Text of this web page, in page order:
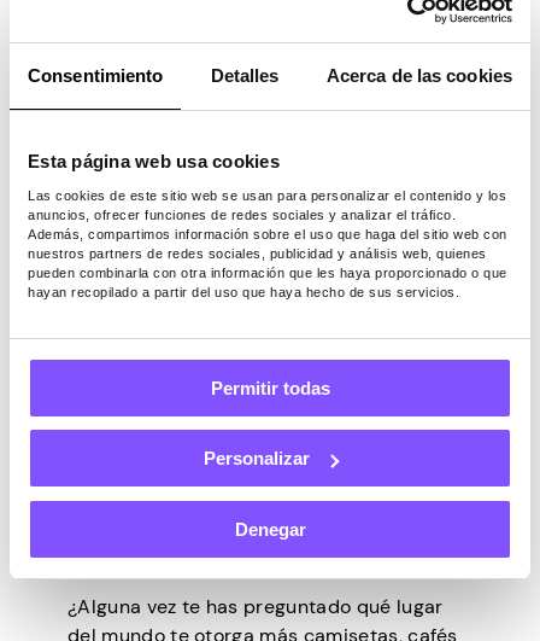
Consentimiento Detalles Acerca de las cookies
Esta página web usa cookies
Las cookies de este sitio web se usan para personalizar el contenido y los
anuncios, ofrecer funciones de redes sociales y analizar el tráfico.
Además, compartimos información sobre el uso que haga del sitio web con
nuestros partners de redes sociales, publicidad y análisis web, quienes
pueden combinarla con otra información que les haya proporcionado o que
hayan recopilado a partir del uso que haya hecho de sus servicios.
Permitir todas
Personalizar
Denegar
universidad es una de las partes más
esenciales de su vida. Es la primera vez que
se alejan del nido de su familia,
También es el momento de aprender
mucho sobre un tema del que crees que
podrías enamorarte y hacer nuevas
amistades. Sin embargo, […]
OTRO
Última actualización -Julio 21, 2025
Los 10 países con el salario
medio más alto del mundo
¿Alguna vez te has preguntado qué lugar
del mundo te otorga más camisetas, cafés